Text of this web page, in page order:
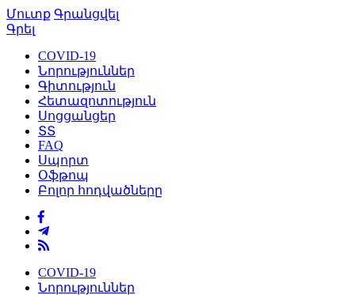
Մուտք Գրանցվել
Գրել
COVID-19
Նորություններ
Գիտություն
Հետազոտություն
Սոցցանցեր
ՏՏ
FAQ
Սպորտ
Օֆթոպ
Բոլոր հոդվածները
COVID-19
Նորություններ